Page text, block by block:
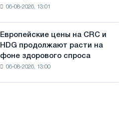
06-08-2026, 13:01
Европейские цены на CRC и
HDG продолжают расти на
фоне здорового спроса
06-08-2026, 13:00